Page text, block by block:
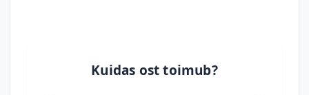
Kuidas ost toimub?